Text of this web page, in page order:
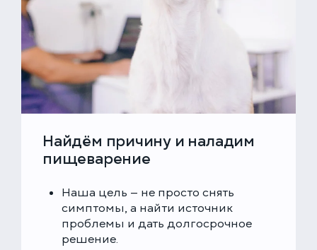
Найдём причину и наладим
пищеварение
Наша цель — не просто снять
симптомы, а найти источник
проблемы и дать долгосрочное
решение.